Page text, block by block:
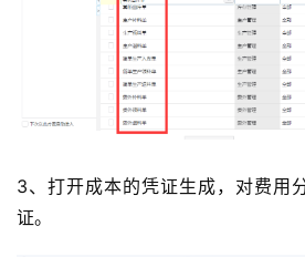
3、打开成本的凭证生成，对费用
证。